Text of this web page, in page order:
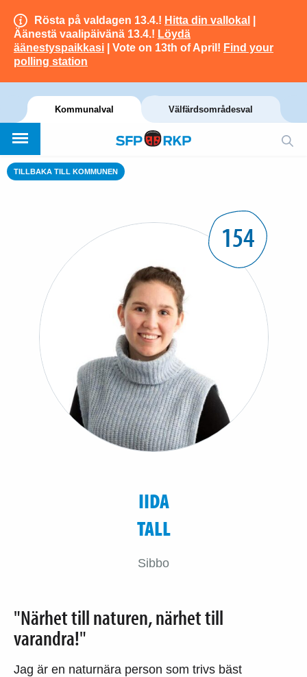
Rösta på valdagen 13.4.! Hitta din vallokal
Äänestä vaalipäivänä 13.4.! Löydä
äänestyspaikkasi | Vote on 13th of April! Find your
polling station
Kommunalval Välfärdsområdesval
TILLBAKA TILL KOMMUNEN
154
IIDA
TALL
Sibbo
"Närhet till naturen, närhet till
varandra!"
Jag är en naturnära person som trivs bäst